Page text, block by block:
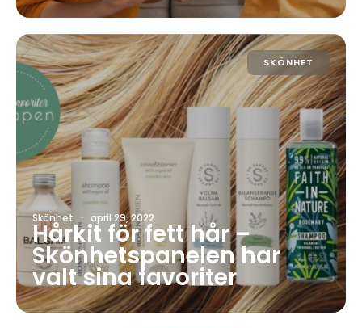
SKÖNHET
Skönhet · april 29, 2022
Hårkit för fett hår –
Skönhetspanelen har
valt sina favoriter